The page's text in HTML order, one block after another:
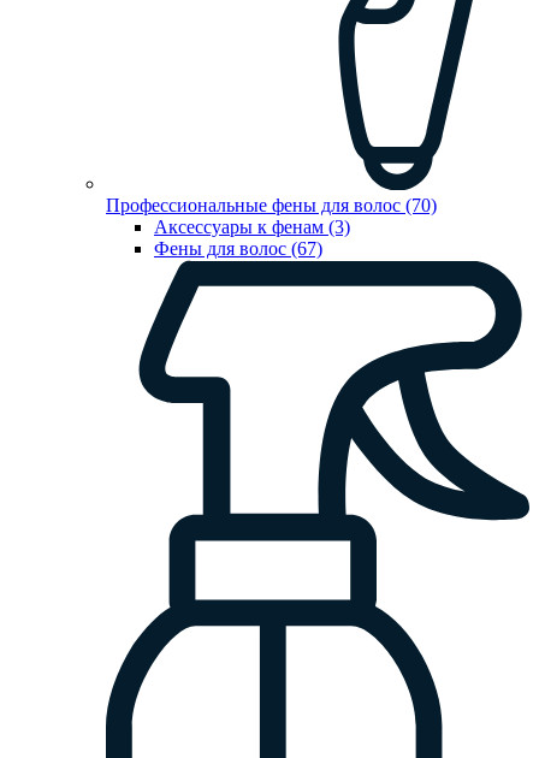
Профессиональные фены для волос (70)
Аксессуары к фенам (3)
Фены для волос (67)